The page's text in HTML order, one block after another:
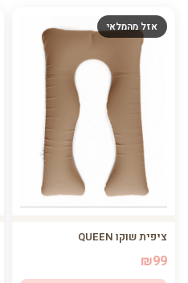
אזל מהמלאי
ציפית שוקו QUEEN
₪99